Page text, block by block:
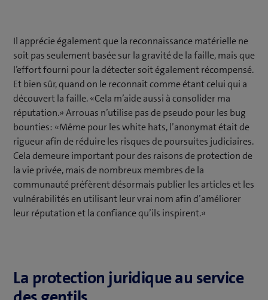
Il apprécie également que la reconnaissance matérielle ne
soit pas seulement basée sur la gravité de la faille, mais que
l’effort fourni pour la détecter soit également récompensé.
Et bien sûr, quand on le reconnaît comme étant celui qui a
découvert la faille. «Cela m’aide aussi à consolider ma
réputation.» Arrouas n’utilise pas de pseudo pour les bug
bounties: «Même pour les white hats, l’anonymat était de
rigueur afin de réduire les risques de poursuites judiciaires.
Cela demeure important pour des raisons de protection de
la vie privée, mais de nombreux membres de la
communauté préfèrent désormais publier les articles et les
vulnérabilités en utilisant leur vrai nom afin d’améliorer
leur réputation et la confiance qu’ils inspirent.»
La protection juridique au service